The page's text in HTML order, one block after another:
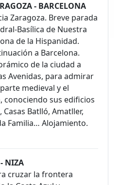
- BARCELONA
Zaragoza. Breve parada
Basílica de Nuestra
de la Hispanidad.
a Barcelona.
de la ciudad a
Avenidas, para admirar
medieval y el
conociendo sus edificios
Batlló, Amatller,
Familia… Alojamiento.
NIZA
cruzar la frontera